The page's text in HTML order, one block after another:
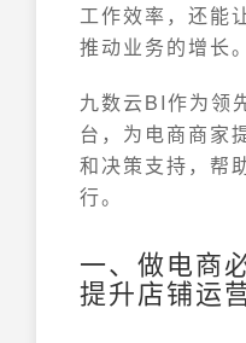
工作效率，还能
推动业务的增长。
九数云BI作为领
台，为电商商家
和决策支持，帮
行。
一、做电商
提升店铺运